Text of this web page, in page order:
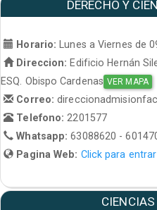
DERECHO Y
Horario:
Lunes a Viernes de
Direccion: Edificio Hernán
ESQ. Obispo Cardenas VER MAPA
Correo:
Telefono: 2201577
Whatsapp:63088620 -
Pagina Web: Click para